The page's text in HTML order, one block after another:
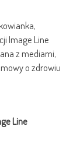
Image Line
z mediami,
o zdrowiu
Line